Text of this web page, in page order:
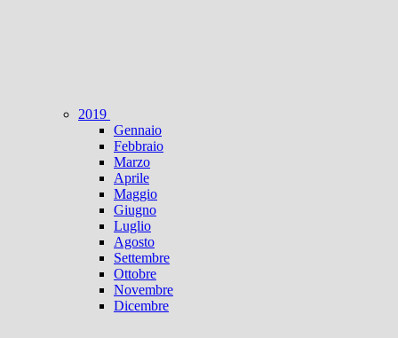
2019
Gennaio
Febbraio
Marzo
Aprile
Maggio
Giugno
Luglio
Agosto
Settembre
Ottobre
Novembre
Dicembre